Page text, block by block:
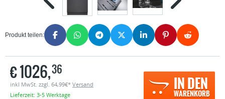
Produkt teilen:
IN DEN
WARENKORB
€1026,36
inkl MwSt. zzgl. 64,99€* Versand
Lieferzeit: 3-5 Werktage